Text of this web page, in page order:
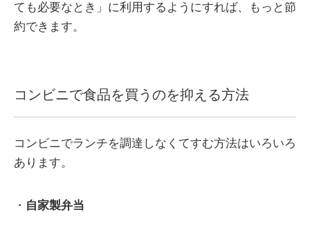
ても必要なとき」に利用するようにすれば、もっと節
約できます。
コンビニで食品を買うのを抑える方法
コンビニでランチを調達しなくてすむ方法はいろいろ
あります。
・ 自家製弁当